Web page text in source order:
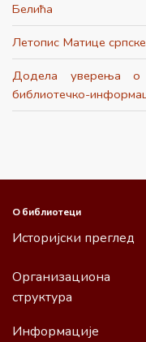
Белића
Летопис Матице
Додела уверења о
библиотечко-
О библиотеци
Историјски преглед
Организациона
структура
Информације